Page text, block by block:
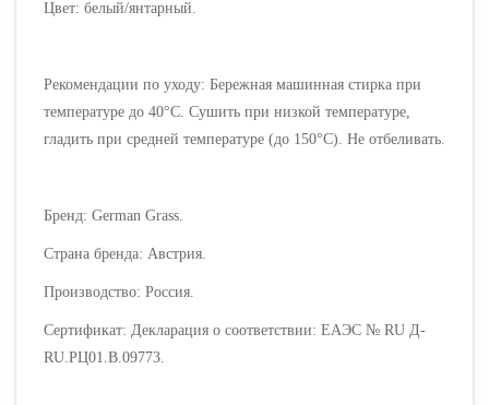
Цвет: белый/янтарный.
Рекомендации по уходу: Бережная машинная стирка при
температуре до 40°С. Сушить при низкой температуре,
гладить при средней температуре (до 150°C). Не отбеливать.
Бренд: German Grass.
Страна бренда: Австрия.
Производство: Россия.
Сертификат: Декларация о соответствии: EAЭС № RU Д-
RU.РЦ01.В.09773.